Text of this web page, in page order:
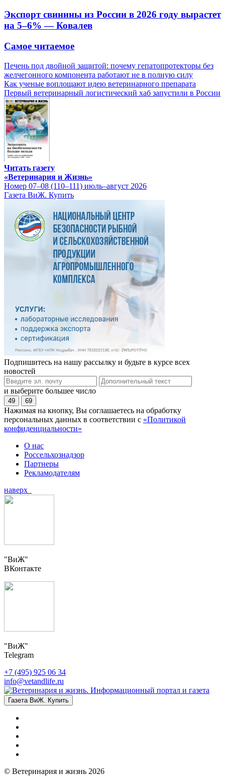
Экспорт свинины из России в 2026 году вырастет
на 5–6% — Ковалев
Самое читаемое
Печень под двойной защитой: почему гепатопротекторы без
желчегонного компонента работают не в полную силу
Как ученые воплощают идею ветеринарного препарата
Первый ветеринарный логистический хаб запустили в России
Читать газету
«Ветеринария и Жизнь»
Номер 07–08 (110–111) июль–август 2026
Газета ВиЖ. Купить
Подпишитесь на нашу рассылку и будьте в курсе всех
новостей
и выберите большее число
49 69
Нажимая на кнопку, Вы соглашаетесь на обработку
персональных данных в соответствии с «Политикой
конфиденциальности»
О нас
Россельхознадзор
Партнеры
Рекламодателям
наверх
"ВиЖ"
ВКонтакте
"ВиЖ"
Telegram
+7 (495) 925 06 34
info@vetandlife.ru
Газета ВиЖ. Купить
© Ветеринария и жизнь 2026